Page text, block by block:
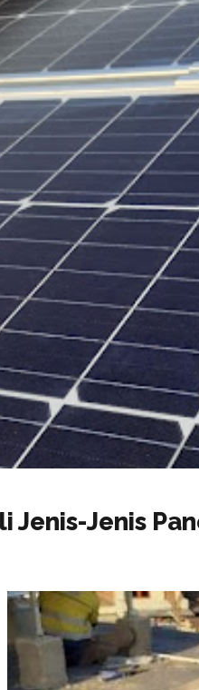
Jenis-Jenis